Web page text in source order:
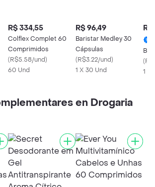
R$ 334,55
Colflex Complet 60
Comprimidos
(R$5.58/und)
60 Und
R$ 96,49
Baristar Medley 30
Cápsulas
(R$3.22/und)
1 X 30 Und
R$
(
1 X
en Drogaria